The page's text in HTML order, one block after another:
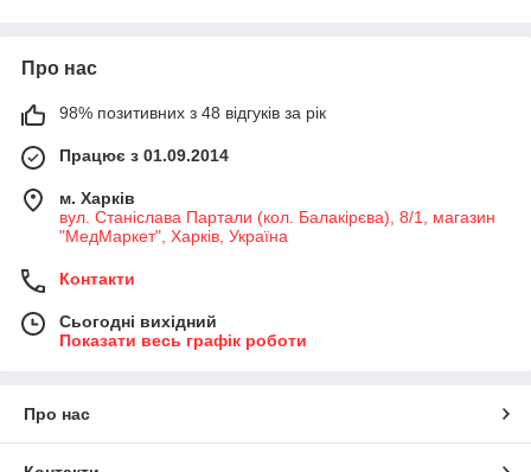
Про нас
98% позитивних з 48 відгуків за рік
Працює з 01.09.2014
м. Харків
вул. Станіслава Партали (кол. Балакірєва), 8/1, магазин
"МедМаркет", Харків, Україна
Контакти
Сьогодні вихідний
Показати весь графік роботи
Про нас